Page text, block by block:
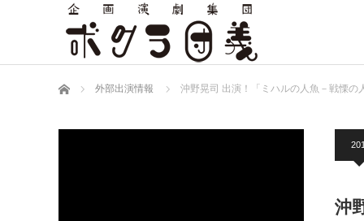
ホーム 外部出演情報 沖野晃司 出演！「ミハルの人魚－戦慄の
沖